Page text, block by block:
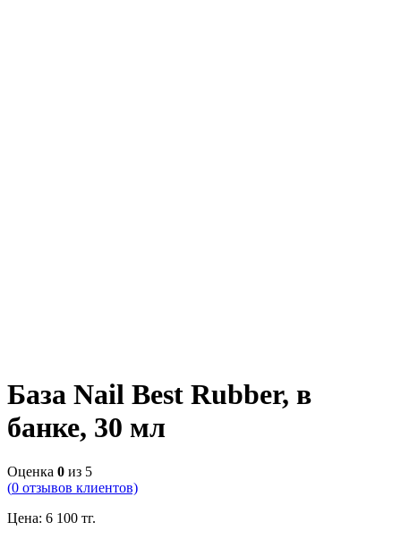
База Nail Best Rubber, в
банке, 30 мл
Оценка 0 из 5
(0 отзывов клиентов)
Цена: 6 100 тг.